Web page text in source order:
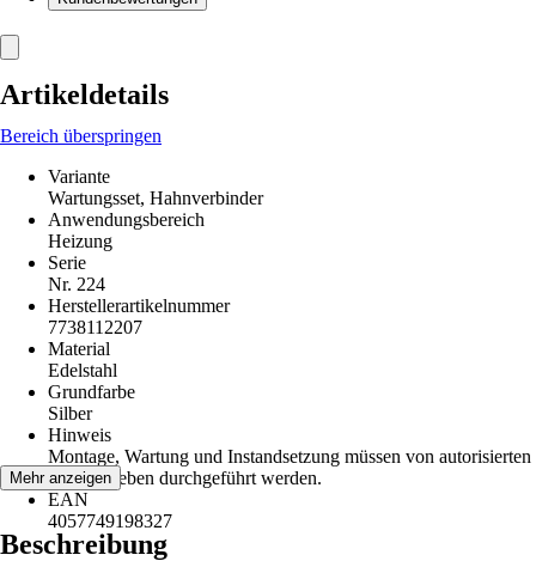
Artikeldetails
Bereich überspringen
Variante
Wartungsset, Hahnverbinder
Anwendungsbereich
Heizung
Serie
Nr. 224
Herstellerartikelnummer
7738112207
Material
Edelstahl
Grundfarbe
Silber
Hinweis
Montage, Wartung und Instandsetzung müssen von autorisierten
Fachbetrieben durchgeführt werden.
EAN
4057749198327
Mehr anzeigen
Beschreibung